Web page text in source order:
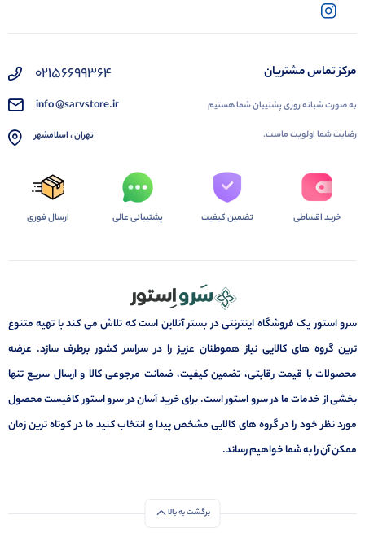
مرکز تماس مشتریان
به صورت شبانه روزی پشتیبان شما هستیم
رضایت شما اولویت ماست.
02156699364
info @sarvstore.ir
تهران ، اسلامشهر
خرید اقساطی تضمین کیفیت پشتیبانی عالی ارسال فوری
سرو استور یک فروشگاه اینترنتی در بستر آنلاین است که تلاش می کند با تهیه متنوع
ترین گروه های کالایی نیاز هموطنان عزیز را در سراسر کشور برطرف سازد. عرضه
محصولات با قیمت رقابتی، تضمین کیفیت، ضمانت مرجوعی کالا و ارسال سریع تنها
بخشی از خدمات ما در سرو استور است. برای خرید آسان در سرو استور کافیست محصول
مورد نظر خود را در گروه های کالایی مشخص پیدا و انتخاب کنید ما در کوتاه ترین زمان
ممکن آن را به شما خواهیم رساند.
برگشت به بالا